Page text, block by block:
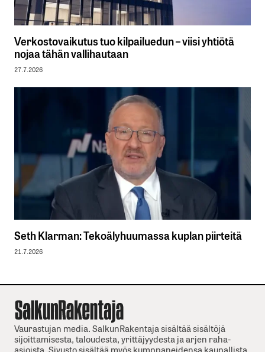
Verkostovaikutus tuo kilpailuedun – viisi yhtiötä
nojaa tähän vallihautaan
27.7.2026
Seth Klarman: Tekoälyhuumassa kuplan piirteitä
21.7.2026
Vaurastujan media. SalkunRakentaja sisältää sisältöjä
sijoittamisesta, taloudesta, yrittäjyydesta ja arjen raha-